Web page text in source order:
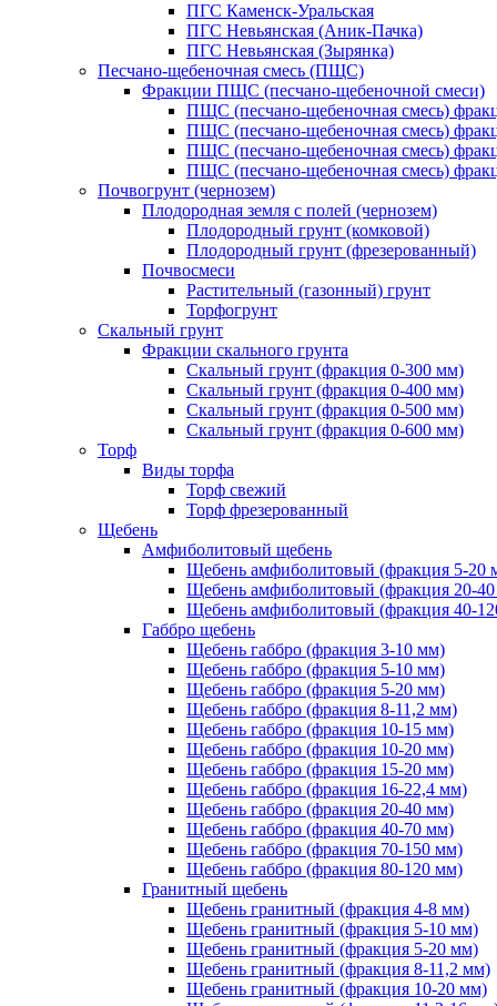
ПГС Каменск-Уральская
ПГС Невьянская (Аник-Пачка)
ПГС Невьянская (Зырянка)
Песчано-щебеночная смесь (ПЩС)
Фракции ПЩС (песчано-щебеночной смеси)
ПЩС (песчано-щебеночная смесь)
ПЩС (песчано-щебеночная смесь)
ПЩС (песчано-щебеночная смесь)
ПЩС (песчано-щебеночная смесь)
Почвогрунт (чернозем)
Плодородная земля с полей (чернозем)
Плодородный грунт (комковой)
Плодородный грунт (фрезерованный)
Почвосмеси
Растительный (газонный) грунт
Торфогрунт
Скальный грунт
Фракции скального грунта
Скальный грунт (фракция 0-300 мм)
Скальный грунт (фракция 0-400 мм)
Скальный грунт (фракция 0-500 мм)
Скальный грунт (фракция 0-600 мм)
Торф
Виды торфа
Торф свежий
Торф фрезерованный
Щебень
Амфиболитовый щебень
Щебень амфиболитовый (фракция 5-20
Щебень амфиболитовый (фракция 20-
Щебень амфиболитовый (фракция 40-
Габбро щебень
Щебень габбро (фракция 3-10 мм)
Щебень габбро (фракция 5-10 мм)
Щебень габбро (фракция 5-20 мм)
Щебень габбро (фракция 8-11,2 мм)
Щебень габбро (фракция 10-15 мм)
Щебень габбро (фракция 10-20 мм)
Щебень габбро (фракция 15-20 мм)
Щебень габбро (фракция 16-22,4 мм)
Щебень габбро (фракция 20-40 мм)
Щебень габбро (фракция 40-70 мм)
Щебень габбро (фракция 70-150 мм)
Щебень габбро (фракция 80-120 мм)
Гранитный щебень
Щебень гранитный (фракция 4-8 мм)
Щебень гранитный (фракция 5-10 мм)
Щебень гранитный (фракция 5-20 мм)
Щебень гранитный (фракция 8-11,2 мм)
Щебень гранитный (фракция 10-20 мм)